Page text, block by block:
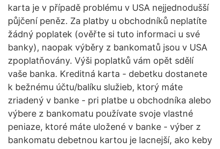
karta je v případě problému v USA nejjednodušší
půjčení peněz. Za platby u obchodníků neplatíte
žádný poplatek (ověřte si tuto informaci u své
banky), naopak výběry z bankomatů jsou v USA
zpoplatňovány. Výši poplatků vám opět sdělí
vaše banka. Kreditná karta - debetku dostanete
k bežnému účtu/balíku služieb, ktorý máte
zriadený v banke - pri platbe u obchodníka alebo
výbere z bankomatu používate svoje vlastné
peniaze, ktoré máte uložené v banke - výber z
bankomatu debetnou kartou je lacnejší, ako keby